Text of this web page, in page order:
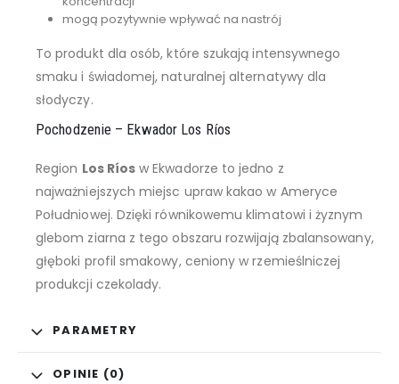
mogą pozytywnie wpływać na nastrój
To produkt dla osób, które szukają intensywnego
smaku i świadomej, naturalnej alternatywy dla
słodyczy.
Pochodzenie – Ekwador Los Ríos
Region Los Ríos w Ekwadorze to jedno z
najważniejszych miejsc upraw kakao w Ameryce
Południowej. Dzięki równikowemu klimatowi i żyznym
glebom ziarna z tego obszaru rozwijają zbalansowany,
głęboki profil smakowy, ceniony w rzemieślniczej
produkcji czekolady.
PARAMETRY
OPINIE (0)